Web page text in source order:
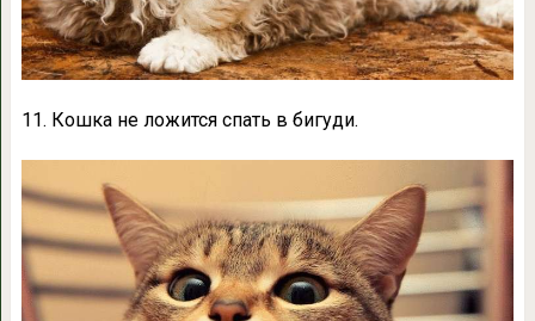
11. Кошка не ложится спать в бигуди.